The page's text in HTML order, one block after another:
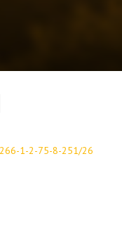
266-1-2-75-8-251/26